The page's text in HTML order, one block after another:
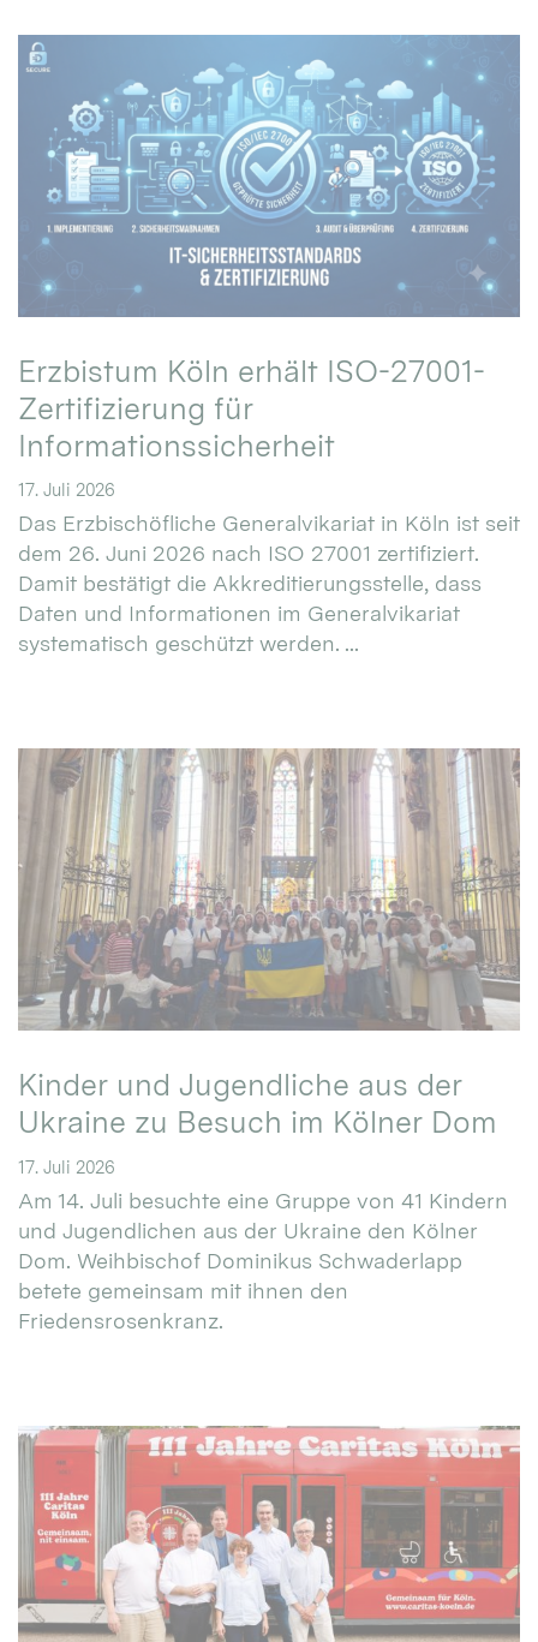
Erzbistum Köln erhält ISO-27001-
Zertifizierung für
Informationssicherheit
17. Juli 2026
Das Erzbischöfliche Generalvikariat in Köln ist seit
dem 26. Juni 2026 nach ISO 27001 zertifiziert.
Damit bestätigt die Akkreditierungsstelle, dass
Daten und Informationen im Generalvikariat
systematisch geschützt werden. ...
Kinder und Jugendliche aus der
Ukraine zu Besuch im Kölner Dom
17. Juli 2026
Am 14. Juli besuchte eine Gruppe von 41 Kindern
und Jugendlichen aus der Ukraine den Kölner
Dom. Weihbischof Dominikus Schwaderlapp
betete gemeinsam mit ihnen den
Friedensrosenkranz.